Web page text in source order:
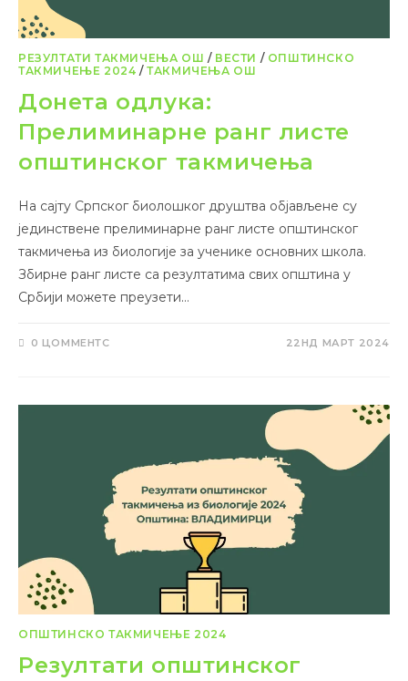
РЕЗУЛТАТИ ТАКМИЧЕЊА ОШ / ВЕСТИ / ОПШТИНСКО
ТАКМИЧЕЊЕ 2024 /ТАКМИЧЕЊА ОШ
Донета одлука:
Прелиминарне ранг листе
општинског такмичења
На сајту Српског биолошког друштва објављене су
јединствене прелиминарне ранг листе општинског
такмичења из биологије за ученике основних школа.
Збирне ранг листе са резултатима свих општина у
Србији можете преузети…
0 ЦОММЕНТС 22НД МАРТ 2024
ОПШТИНСКО ТАКМИЧЕЊЕ 2024
Резултати општинског